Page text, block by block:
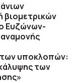
βιομετρικών
Ευζώνων-
υποκλοπών:
των